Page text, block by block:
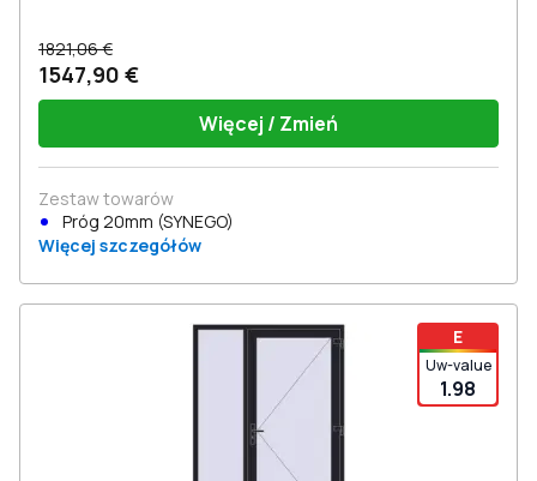
1821,06 €
1547,90 €
Więcej / Zmień
Zestaw towarów
Próg 20mm (SYNEGO)
Więcej szczegółów
E
Uw-value
1.98